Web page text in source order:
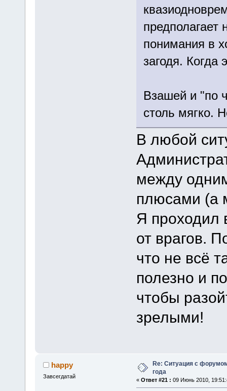
предполагает
понимания в
загодя. Когда
Взашей и "по
столь мягко.
В любой
между
плюсами (а
Я проходил
от врагов.
что не всё
полезно и
чтобы
зрелыми!
happy
Завсегдатай
Re: Ситуация с
года
« Ответ #21 : 09 Июнь 2010,